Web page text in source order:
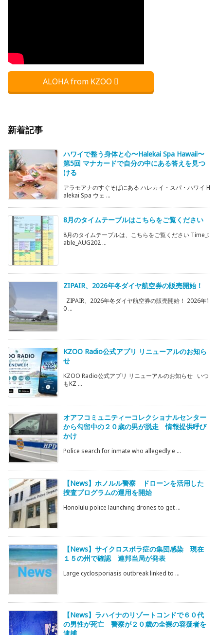
ALOHA from KZOO
新着記事
ハワイで整う身体と心〜Halekai Spa Hawaii〜
第5回 マナカードで自分の中にある答えを見つ
ける
アラモアナのすぐそばにある ハレカイ・スパ・ハワイ H
alekai Spa ウェ ...
8月のタイムテーブルはこちらをご覧ください
8月のタイムテーブルは、こちらをご覧ください Time_t
able_AUG202 ...
ZIPAIR、2026年冬ダイヤ航空券の販売開始！
ZIPAIR、2026年冬ダイヤ航空券の販売開始！ 2026年1
0 ...
KZOO Radio公式アプリ リニューアルのお知ら
せ
KZOO Radio公式アプリ リニューアルのお知らせ いつ
もKZ ...
オアフコミュニティーコレクショナルセンター
から勾留中の２０歳の男が脱走 情報提供呼び
かけ
Police search for inmate who allegedly e ...
【News】ホノルル警察 ドローンを活用した
捜査プログラムの運用を開始
Honolulu police launching drones to get ...
【News】サイクロスポラ症の集団感染 現在
１５の州で確認 連邦当局が発表
Large cyclosporiasis outbreak linked to ...
【News】ラハイナのリゾートコンドで６０代
の男性が死亡 警察が２０歳の全裸の容疑者を